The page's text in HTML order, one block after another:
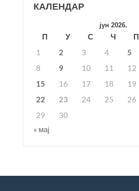
КАЛЕНДАР
јун 2026.
П У С Ч П
1
2 3 4 5
8
9 10 11 12
15
16 17 18 19
22
23 24 25 26
29
30
« мај